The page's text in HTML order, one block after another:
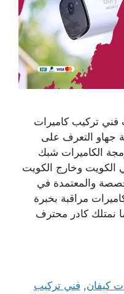
فني تركيب كاميرات
جهاو التعرف على
الكاميرات شبك
الكويت وخارج الكويت
والمعتمدة في
مراقبة بخبرة
نمتلك كادر محترف
كيفان, فني تركيب